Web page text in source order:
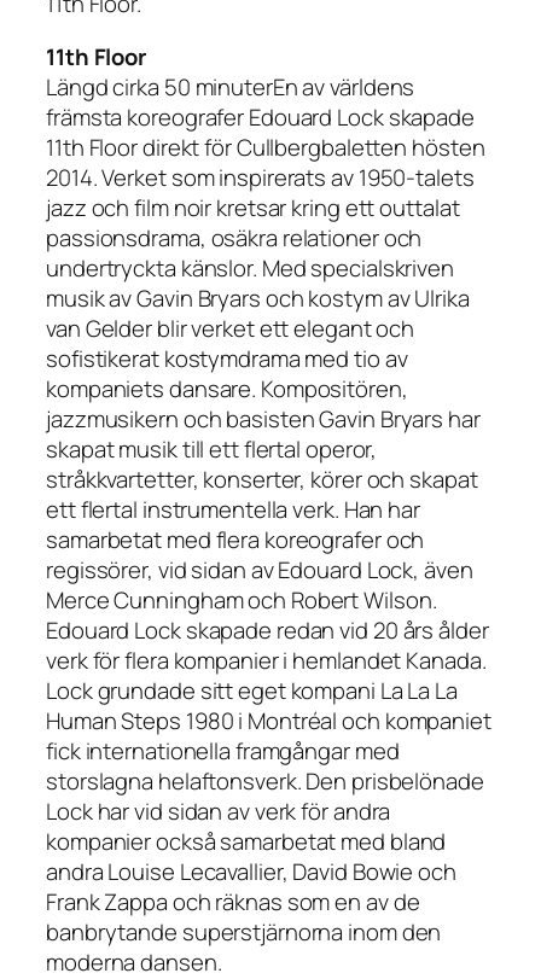
11th Floor
Längd cirka 50 minuterEn av världens
främsta koreografer Edouard Lock skapade
11th Floor direkt för Cullbergbaletten hösten
2014. Verket som inspirerats av 1950-talets
jazz och film noir kretsar kring ett outtalat
passionsdrama, osäkra relationer och
undertryckta känslor. Med specialskriven
musik av Gavin Bryars och kostym av Ulrika
van Gelder blir verket ett elegant och
sofistikerat kostymdrama med tio av
kompaniets dansare. Kompositören,
jazzmusikern och basisten Gavin Bryars har
skapat musik till ett flertal operor,
stråkkvartetter, konserter, körer och skapat
ett flertal instrumentella verk. Han har
samarbetat med flera koreografer och
regissörer, vid sidan av Edouard Lock, även
Merce Cunningham och Robert Wilson.
Edouard Lock skapade redan vid 20 års ålder
verk för flera kompanier i hemlandet Kanada.
Lock grundade sitt eget kompani La La La
Human Steps 1980 i Montréal och kompaniet
fick internationella framgångar med
storslagna helaftonsverk. Den prisbelönade
Lock har vid sidan av verk för andra
kompanier också samarbetat med bland
andra Louise Lecavallier, David Bowie och
Frank Zappa och räknas som en av de
banbrytande superstjärnorna inom den
moderna dansen.